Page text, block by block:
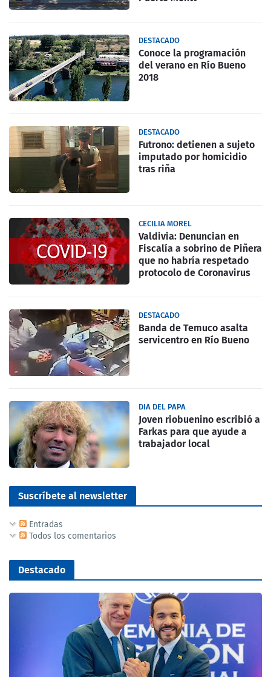
DESTACADO
Conoce la programación
del verano en Río Bueno
2018
DESTACADO
Futrono: detienen a sujeto
imputado por homicidio
tras riña
CECILIA MOREL
Valdivia: Denuncian en
Fiscalía a sobrino de Piñera
que no habría respetado
protocolo de Coronavirus
DESTACADO
Banda de Temuco asalta
servicentro en Río Bueno
DIA DEL PAPA
Joven riobuenino escribió a
Farkas para que ayude a
trabajador local
Suscríbete al newsletter
Entradas
Todos los comentarios
Destacado